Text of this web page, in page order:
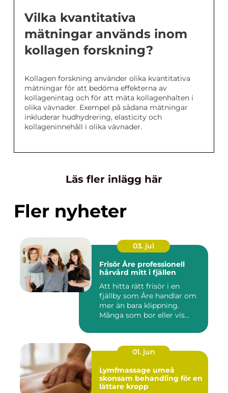
Vilka kvantitativa
mätningar används inom
kollagen forskning?
Kollagen forskning använder olika kvantitativa
mätningar för att bedöma effekterna av
kollagenintag och för att mäta kollagenhalten i
olika vävnader. Exempel på sådana mätningar
inkluderar hudhydrering, elasticity och
kollageninnehåll i olika vävnader.
Läs fler inlägg här
Fler nyheter
03. jul
Frisör Åre professionell
hårvård mitt i fjällen
Att hitta rätt frisör i en
fjällby som Åre handlar om
mer än bara klippning.
Många som bor eller vis...
01. jun
Lymfmassage umeå
skonsam behandling för en
lättare kropp